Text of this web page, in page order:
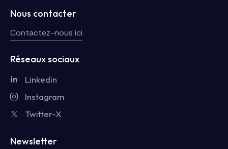
Nous contacter
Contactez-nous ici
Réseaux sociaux
Linkedin
Instagram
Twitter-X
Newsletter